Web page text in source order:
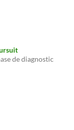
de diagnostic